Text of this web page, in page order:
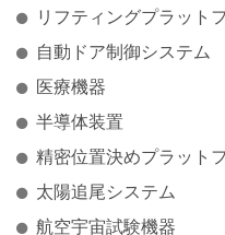
リフティングプラット
自動ドア制御システム
医療機器
半導体装置
精密位置決めプラット
太陽追尾システム
航空宇宙試験機器